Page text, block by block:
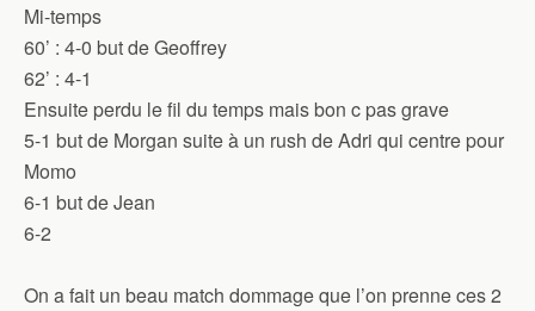
Mi-temps
60’ : 4-0 but de Geoffrey
62’ : 4-1
Ensuite perdu le fil du temps mais bon c pas grave
5-1 but de Morgan suite à un rush de Adri qui centre pour
Momo
6-1 but de Jean
6-2
On a fait un beau match dommage que l’on prenne ces 2